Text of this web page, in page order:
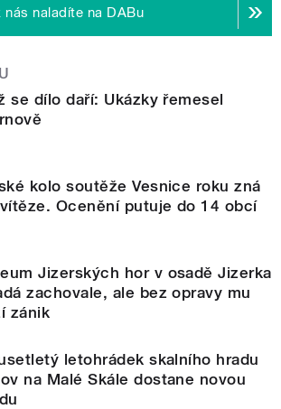
nás naladíte na DABu
se dílo daří: Ukázky řemesel
kolo soutěže Vesnice roku zná
Ocenění putuje do 14 obcí
Jizerských hor v osadě Jizerka
zachovale, ale bez opravy mu
zánik
letohrádek skalního hradu
na Malé Skále dostane novou